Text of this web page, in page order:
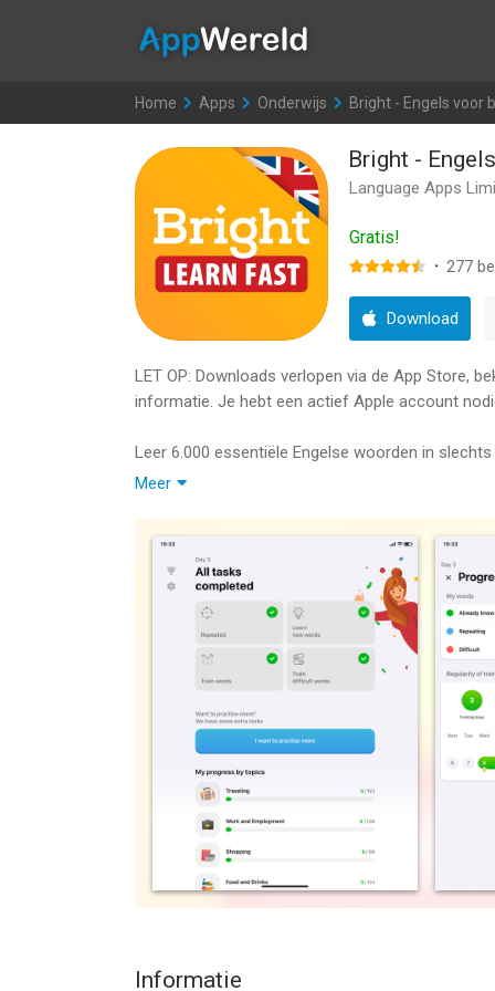
Home >
Apps >
Onderwijs >
Bright - Engels voor
Bright -
Language Apps
Gratis!
· 277
Download
LET OP: Downloads verlopen via de App Store,
informatie. Je hebt een actief Apple account
Leer 6.000 essentiële Engelse woorden in
en een slim trainingssysteem in de Bright app.
• Met de Fast Brain interactieve leermethode
perfecte uitspraak beheersen.
• Snelle en boeiende trainingssessies zorgen
vaardigheid binnen no time naar een hoger niveau.
• 45 unieke thematische sets van woorden voor
moedertaalsprekers. Reizen en wonen in de
niet het Engels uit stoffige leerboeken.
• Deze app houdt je voortgang bij per
gespreide herhaling. Bright geeft extra aandacht
om ze te trainen.
Meer
Informatie